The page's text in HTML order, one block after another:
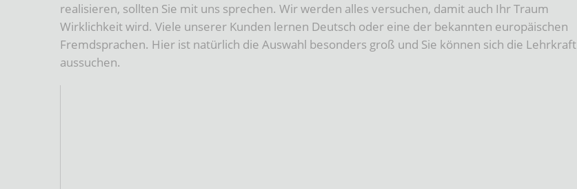
realisieren, sollten Sie mit uns sprechen. Wir werden alles versuchen, damit auch Ihr Traum
Wirklichkeit wird. Viele unserer Kunden lernen Deutsch oder eine der bekannten europäischen
Fremdsprachen. Hier ist natürlich die Auswahl besonders groß und Sie können sich die Lehrkraft
aussuchen.